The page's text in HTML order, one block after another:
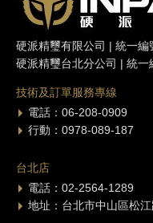
硬派精璽有限公司 | 統一
硬派精璽台北分公司 | 統
技術及訂單服務專線
電話：06-208-0909
行動：0978-089-187
台北店
電話：02-2564-1289
地址：台北市中山區松